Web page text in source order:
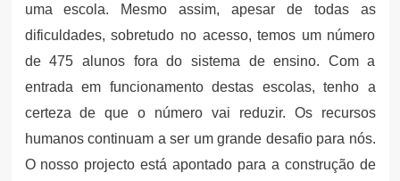
uma escola. Mesmo assim, apesar de todas as
dificuldades, sobretudo no acesso, temos um número
de 475 alunos fora do sistema de ensino. Com a
entrada em funcionamento destas escolas, tenho a
certeza de que o número vai reduzir. Os recursos
humanos continuam a ser um grande desafio para nós.
O nosso projecto está apontado para a construção de